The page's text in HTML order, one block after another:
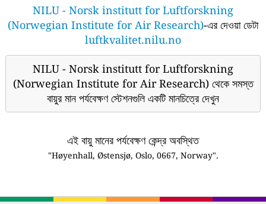
NILU - Norsk institutt for Luftforskning
(Norwegian Institute for Air Research)-এর দেওয়া ডেটা
luftkvalitet.nilu.no
NILU - Norsk institutt for Luftforskning
(Norwegian Institute for Air Research) থেকে সমস্ত
বায়ুর মান পর্যবেক্ষণ স্টেশনগুলি একটি মানচিত্রে দেখুন
এই বায়ু মানের পর্যবেক্ষণ কেন্দ্র অবস্থিত
"Høyenhall, Østensjø, Oslo, 0667, Norway".